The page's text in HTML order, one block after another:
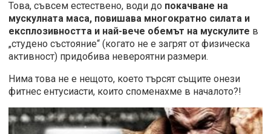
Това, съвсем естествено, води до покачване на
мускулната маса, повишава многократно силата и
експлозивността и най-вече обемът на мускулите в
„студено състояние“ (когато не е загрят от физическа
активност) придобива невероятни размери.
Нима това не е нещото, което търсят същите онези
фитнес ентусиасти, които споменахме в началото?!